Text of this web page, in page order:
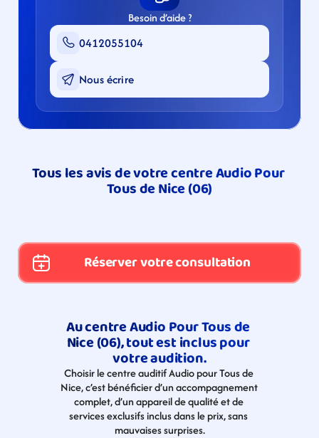
Besoin d’aide ?
0412055104
Nous écrire
Tous les avis de votre centre Audio Pour
Tous de Nice (06)
Réserver votre consultation
Au centre Audio Pour Tous de
Nice (06), tout est inclus pour
votre audition.
Choisir le centre auditif Audio pour Tous de
Nice, c’est bénéficier d’un accompagnement
complet, d’un appareil de qualité et de
services exclusifs inclus dans le prix, sans
mauvaises surprises.